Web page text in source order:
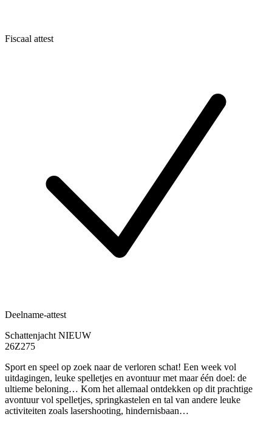
Fiscaal attest
Deelname-attest
Schattenjacht NIEUW
26Z275
Sport en speel op zoek naar de verloren schat! Een week vol
uitdagingen, leuke spelletjes en avontuur met maar één doel: de
ultieme beloning… Kom het allemaal ontdekken op dit prachtige
avontuur vol spelletjes, springkastelen en tal van andere leuke
activiteiten zoals lasershooting, hindernisbaan…